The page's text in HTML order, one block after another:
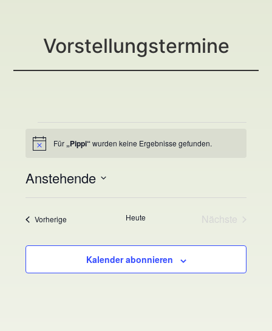
Vorstellungstermine
HinweisFür„Pippi“wurden keine Ergebnisse gefunden.
Anstehende
auswählen.
VorherigeVeranstaltungen Heute Nächste
Kalender abonnieren